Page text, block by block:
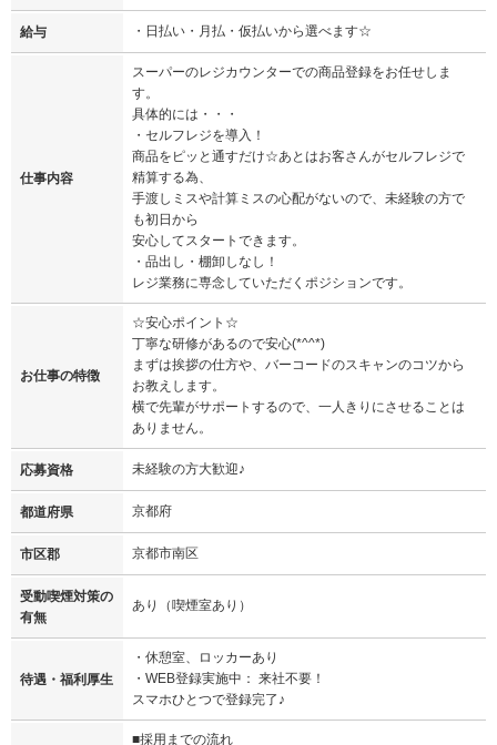
給与 ・日払い・月払・仮払いから選べます☆
仕事内容
スーパーのレジカウンターでの商品登録をお任せしま
す。
具体的には・・・
・セルフレジを導入！
商品をピッと通すだけ☆あとはお客さんがセルフレジで
精算する為、
手渡しミスや計算ミスの心配がないので、未経験の方で
も初日から
安心してスタートできます。
・品出し・棚卸しなし！
レジ業務に専念していただくポジションです。
お仕事の特徴
☆安心ポイント☆
丁寧な研修があるので安心(*^^*)
まずは挨拶の仕方や、バーコードのスキャンのコツから
お教えします。
横で先輩がサポートするので、一人きりにさせることは
ありません。
応募資格 未経験の方大歓迎♪
都道府県 京都府
市区郡 京都市南区
受動喫煙対策の
有無
あり（喫煙室あり）
待遇・福利厚生
・休憩室、ロッカーあり
・WEB登録実施中： 来社不要！
スマホひとつで登録完了♪
■採用までの流れ